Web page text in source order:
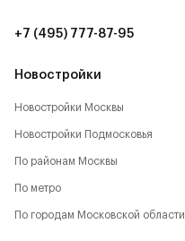
Новостройки
Новостройки Москвы
Новостройки Подмосковья
По районам Москвы
По метро
По городам Московской области
+7 (495) 777-87-95